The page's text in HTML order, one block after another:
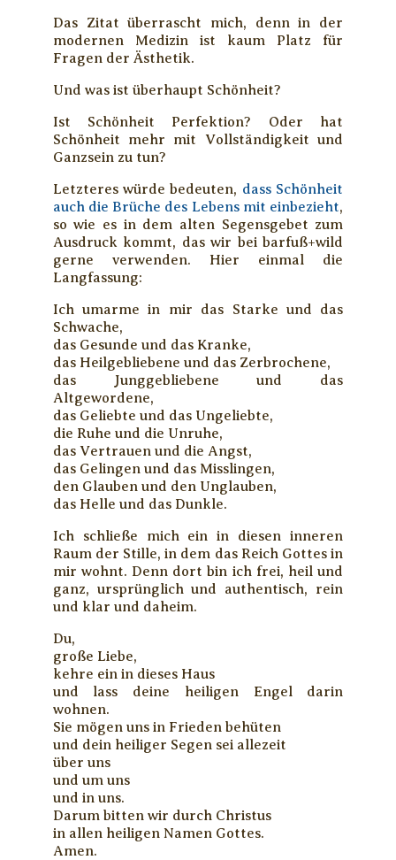
Das Zitat überrascht mich, denn in der
modernen Medizin ist kaum Platz für
Fragen der Ästhetik.
Und was ist überhaupt Schönheit?
Ist Schönheit Perfektion? Oder hat
Schönheit mehr mit Vollständigkeit und
Ganzsein zu tun?
Letzteres würde bedeuten, dass Schönheit
auch die Brüche des Lebens mit einbezieht,
so wie es in dem alten Segensgebet zum
Ausdruck kommt, das wir bei barfuß+wild
gerne verwenden. Hier einmal die
Langfassung:
Ich umarme in mir das Starke und das
Schwache,
das Gesunde und das Kranke,
das Heilgebliebene und das Zerbrochene,
das Junggebliebene und das
Altgewordene,
das Geliebte und das Ungeliebte,
die Ruhe und die Unruhe,
das Vertrauen und die Angst,
das Gelingen und das Misslingen,
den Glauben und den Unglauben,
das Helle und das Dunkle.
Ich schließe mich ein in diesen inneren
Raum der Stille, in dem das Reich Gottes in
mir wohnt. Denn dort bin ich frei, heil und
ganz, ursprünglich und authentisch, rein
und klar und daheim.
Du,
große Liebe,
kehre ein in dieses Haus
und lass deine heiligen Engel darin
wohnen.
Sie mögen uns in Frieden behüten
und dein heiliger Segen sei allezeit
über uns
und um uns
und in uns.
Darum bitten wir durch Christus
in allen heiligen Namen Gottes.
Amen.